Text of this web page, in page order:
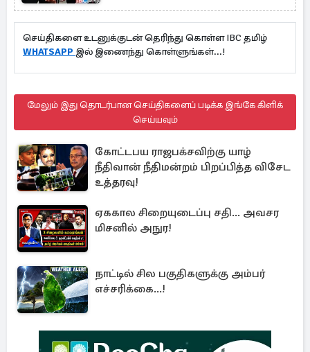
செய்திகளை உடனுக்குடன் தெரிந்து கொள்ள IBC தமிழ்
WHATSAPP இல் இணைந்து கொள்ளுங்கள்...!
மேலும் இது தொடர்பான செய்திகளைப் படிக்க இங்கே கிளிக்
செய்யவும்
கோட்டபய ராஜபக்சவிற்கு யாழ்
நீதிவான் நீதிமன்றம் பிறப்பித்த விசேட
உத்தரவு!
ஏககால சிறையுடைப்பு சதி... அவசர
மிசனில் அநுர!
நாட்டில் சில பகுதிகளுக்கு அம்பர்
எச்சரிக்கை...!